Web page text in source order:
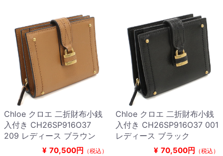
Chloe クロエ 二折財布小銭
入付き CH26SP916O37
209 レディース ブラウン
¥ 70,500円 （税込）
Chloe クロエ 二折財布小銭
入付き CH26SP916O37 001
レディース ブラック
¥ 70,500円 （税込）